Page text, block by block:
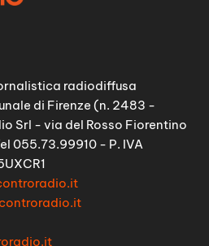
radiodiffusa
di Firenze (n. 2483 -
Srl - via del Rosso Fiorentino
055.73.99910 - P. IVA